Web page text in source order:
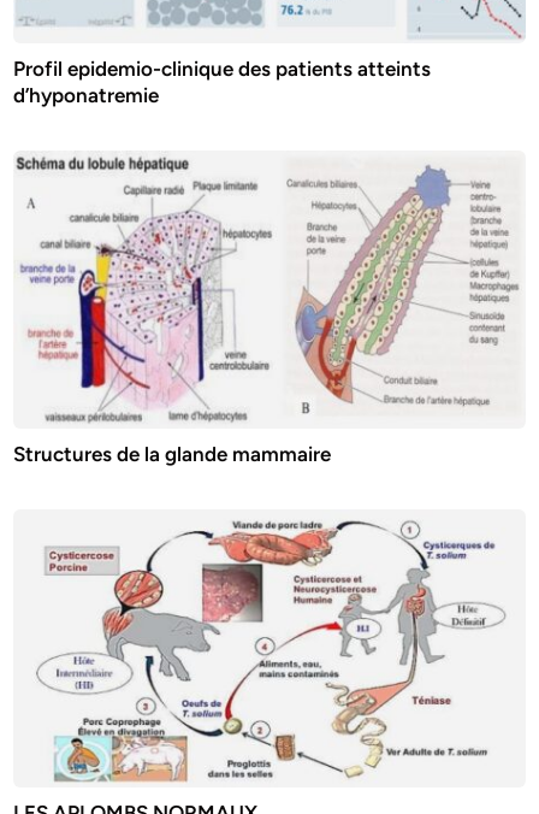
Profil epidemio-clinique des patients atteints
d’hyponatremie
Structures de la glande mammaire